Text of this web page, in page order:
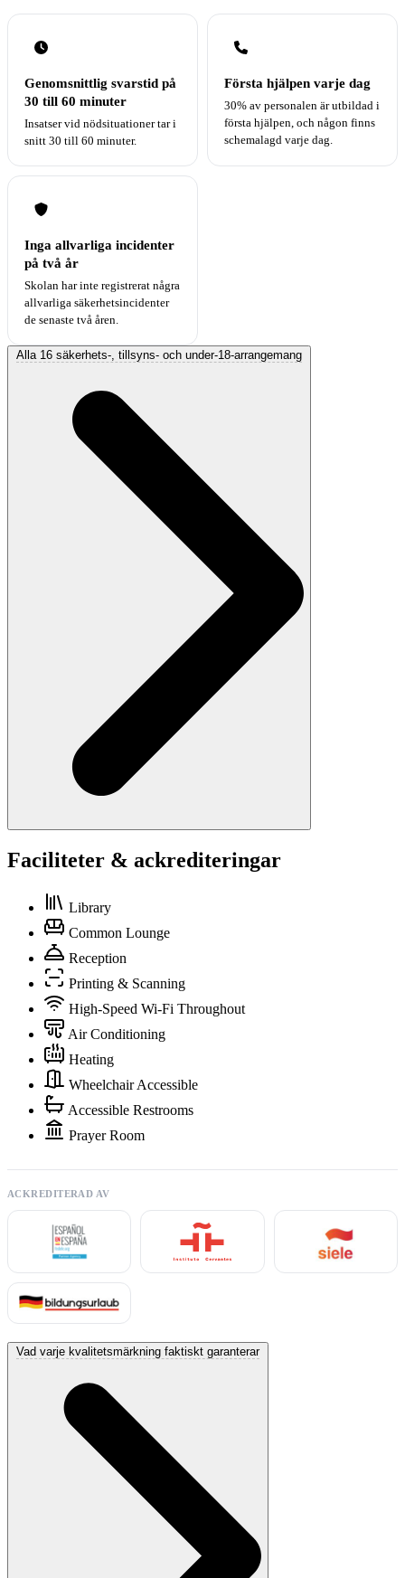
Genomsnittlig svarstid på
30 till 60 minuter
Insatser vid nödsituationer tar i
snitt 30 till 60 minuter.
Första hjälpen varje dag
30% av personalen är utbildad i
första hjälpen, och någon finns
schemalagd varje dag.
Inga allvarliga incidenter
på två år
Skolan har inte registrerat några
allvarliga säkerhetsincidenter
de senaste två åren.
Alla 16 säkerhets-, tillsyns- och under-18-arrangemang
Faciliteter & ackrediteringar
Library
Common Lounge
Reception
Printing & Scanning
High-Speed Wi-Fi Throughout
Air Conditioning
Heating
Wheelchair Accessible
Accessible Restrooms
Prayer Room
ACKREDITERAD AV
Vad varje kvalitetsmärkning faktiskt garanterar